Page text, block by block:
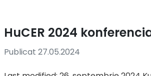
HuCER 2024
Publicat 27.05.2024